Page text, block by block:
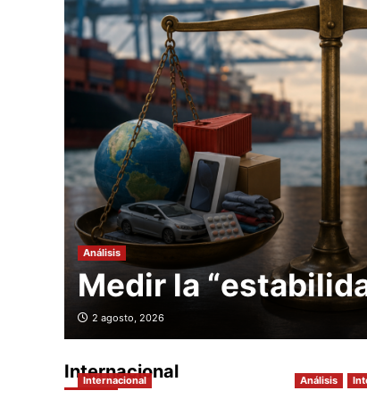
Análisis
Medir la
2 agosto, 2026
Internacional
Internacional Análisis